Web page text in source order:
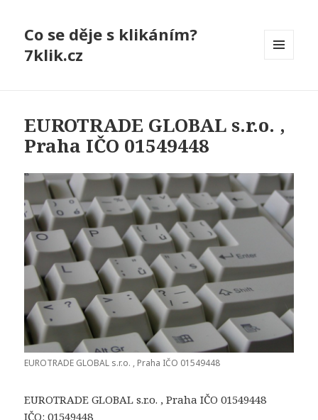
Co se děje s klikáním?
7klik.cz
EUROTRADE GLOBAL s.r.o. ,
Praha IČO 01549448
EUROTRADE GLOBAL s.r.o. , Praha IČO 01549448
EUROTRADE GLOBAL s.r.o. , Praha IČO 01549448
IČO: 01549448